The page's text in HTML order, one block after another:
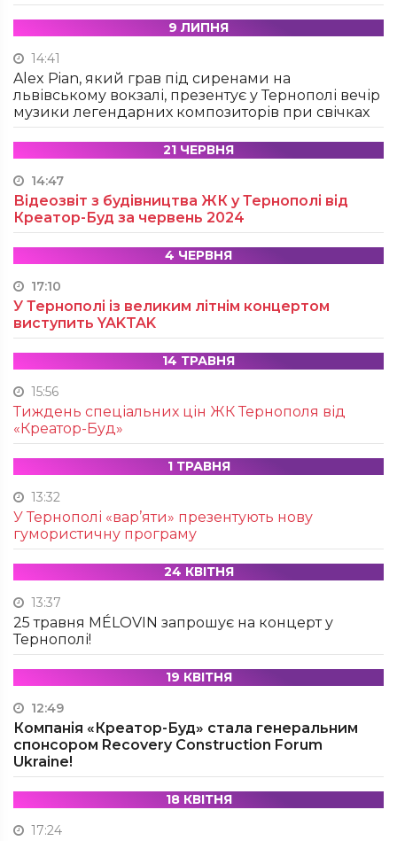
9 ЛИПНЯ
14:41
Alex Pian, який грав під сиренами на
львівському вокзалі, презентує у Тернополі вечір
музики легендарних композиторів при свічках
21 ЧЕРВНЯ
14:47
Відеозвіт з будівництва ЖК у Тернополі від
Креатор-Буд за червень 2024
4 ЧЕРВНЯ
17:10
У Тернополі із великим літнім концертом
виступить YAKTAK
14 ТРАВНЯ
15:56
Тиждень спеціальних цін ЖК Тернополя від
«Креатор-Буд»
1 ТРАВНЯ
13:32
У Тернополі «вар’яти» презентують нову
гумористичну програму
24 КВІТНЯ
13:37
25 травня MÉLOVIN запрошує на концерт у
Тернополі!
19 КВІТНЯ
12:49
Компанія «Креатор-Буд» стала генеральним
спонсором Recovery Construction Forum
Ukraine!
18 КВІТНЯ
17:24